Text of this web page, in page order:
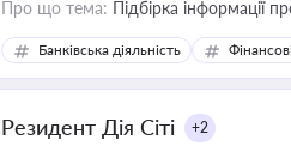
Про що тема: Підбірка інформації
Банківська діяльність
Резидент Дія Сіті +2